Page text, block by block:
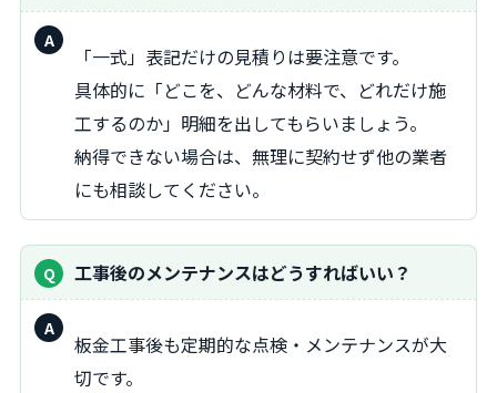
答：
「一式」表記だけの見積りは要注意です。
具体的に「どこを、どんな材料で、どれだけ施
工するのか」明細を出してもらいましょう。
納得できない場合は、無理に契約せず他の業者
にも相談してください。
工事後のメンテナンスはどうすればいい？
答：
板金工事後も定期的な点検・メンテナンスが大
切です。